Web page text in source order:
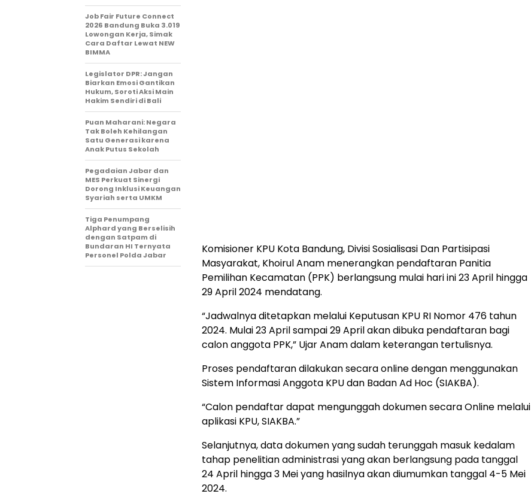
Komisioner KPU Kota Bandung, Divisi Sosialisasi Dan Partisipasi
Masyarakat, Khoirul Anam menerangkan pendaftaran Panitia
Pemilihan Kecamatan (PPK) berlangsung mulai hari ini 23 April hingga
29 April 2024 mendatang.
“Jadwalnya ditetapkan melalui Keputusan KPU RI Nomor 476 tahun
2024. Mulai 23 April sampai 29 April akan dibuka pendaftaran bagi
calon anggota PPK,” Ujar Anam dalam keterangan tertulisnya.
Proses pendaftaran dilakukan secara online dengan menggunakan
Sistem Informasi Anggota KPU dan Badan Ad Hoc (SIAKBA).
“Calon pendaftar dapat mengunggah dokumen secara Online melalui
aplikasi KPU, SIAKBA.”
Selanjutnya, data dokumen yang sudah terunggah masuk kedalam
tahap penelitian administrasi yang akan berlangsung pada tanggal
24 April hingga 3 Mei yang hasilnya akan diumumkan tanggal 4-5 Mei
2024.
Job Fair Future Connect
2026 Bandung Buka 3.019
Lowongan Kerja, Simak
Cara Daftar Lewat NEW
BIMMA
Legislator DPR: Jangan
Biarkan Emosi Gantikan
Hukum, Soroti Aksi Main
Hakim Sendiri di Bali
Puan Maharani: Negara
Tak Boleh Kehilangan
Satu Generasi karena
Anak Putus Sekolah
Pegadaian Jabar dan
MES Perkuat Sinergi
Dorong Inklusi Keuangan
Syariah serta UMKM
Tiga Penumpang
Alphard yang Berselisih
dengan Satpam di
Bundaran HI Ternyata
Personel Polda Jabar